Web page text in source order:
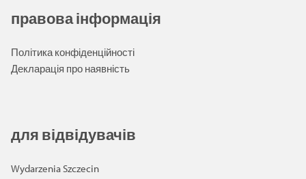
правова інформація
Політика конфіденційності
Декларація про наявність
для відвідувачів
Wydarzenia Szczecin